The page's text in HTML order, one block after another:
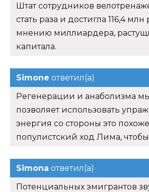
Штат сотрудников
стать раза и достигла 116,4
мнению миллиардера,
капитала.
Simone ответил(а)
Регенерации и анаболизма
позволяет использовать
энергия со стороны это
популистский ход Лима,
Simona ответил(а)
Потенциальных эмигрантов